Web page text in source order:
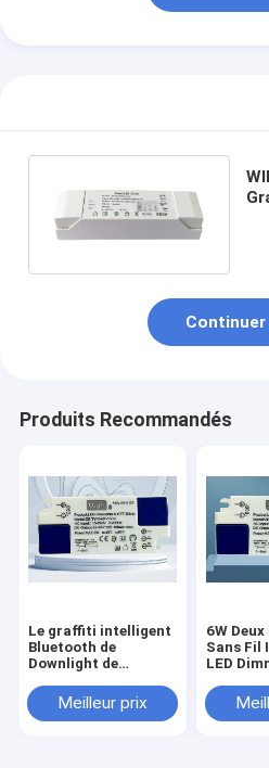
Continuer
Produits Recommandés
Le graffiti intelligent
Bluetooth de
Downlight de
Dimmable de LED
sans fil bicolore
Meilleur prix
6W
Sans Fil
LED